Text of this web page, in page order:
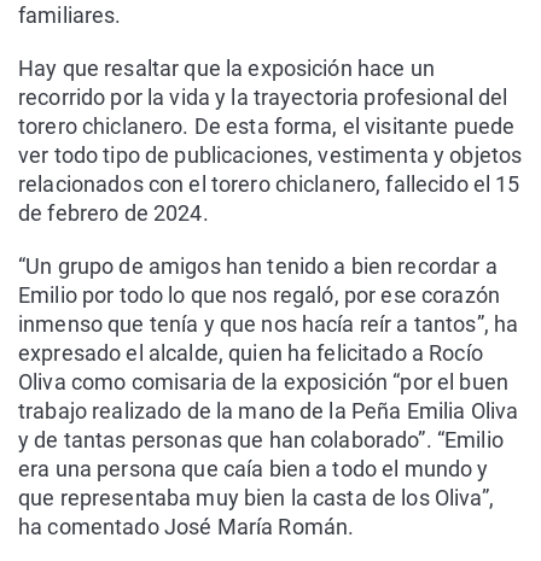
familiares.
Hay que resaltar que la exposición hace un
recorrido por la vida y la trayectoria profesional del
torero chiclanero. De esta forma, el visitante puede
ver todo tipo de publicaciones, vestimenta y objetos
relacionados con el torero chiclanero, fallecido el 15
de febrero de 2024.
“Un grupo de amigos han tenido a bien recordar a
Emilio por todo lo que nos regaló, por ese corazón
inmenso que tenía y que nos hacía reír a tantos”, ha
expresado el alcalde, quien ha felicitado a Rocío
Oliva como comisaria de la exposición “por el buen
trabajo realizado de la mano de la Peña Emilia Oliva
y de tantas personas que han colaborado”. “Emilio
era una persona que caía bien a todo el mundo y
que representaba muy bien la casta de los Oliva”,
ha comentado José María Román.